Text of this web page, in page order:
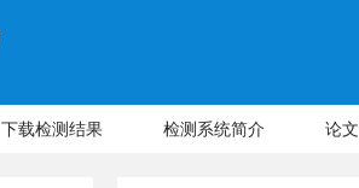
下载检测结果 检测系统简介 论